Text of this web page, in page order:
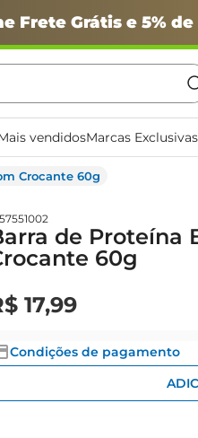
Frete Grátis e 5%
vendidosMarcas Exclusivas
Crocante 60g
de Proteína
60g
17,99
Condições de pagamento